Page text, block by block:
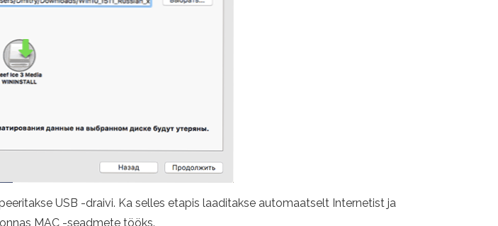
USB -draivi. Ka selles etapis laaditakse automaatselt Internetist ja
MAC -seadmete tööks.